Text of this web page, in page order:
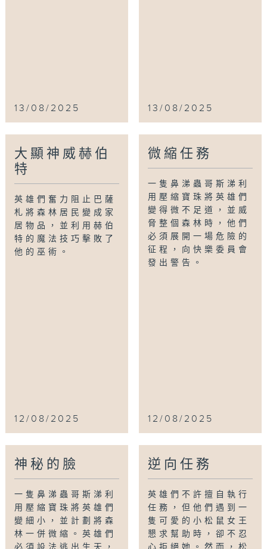
13/08/2025 13/08/2025
大顯神威赫伯
特
英雄們奮力阻止巴薩
札將森林居民變成家
居物品，並利用赫伯
特的魔法技巧擊敗了
他的巫術。
12/08/2025
微縮任務
一隻鼻涕蟲哥斯涕利
用壓縮寶珠將英雄們
變得微不足道，並威
脅整個森林時，他們
必須展開一場危險的
征程，向快樂委員會
發出警告。
12/08/2025
神秘的臉
一隻鼻涕蟲哥斯涕利
用壓縮寶珠將英雄們
變細小，並計劃將森
林一併微縮。英雄們
逆向任務
英雄們不許擅自執行
任務，但他們遇到一
隻可愛的小松鼠女王
懇求幫助時，卻不忍